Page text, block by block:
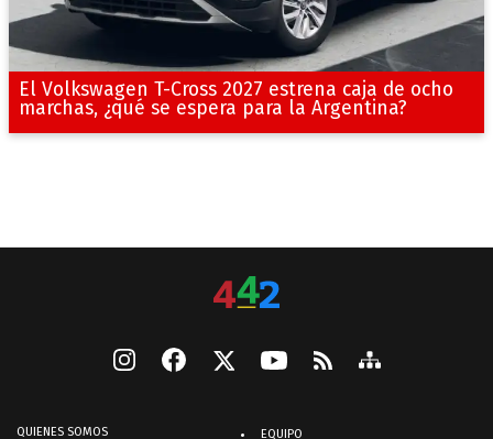
El Volkswagen T-Cross 2027 estrena caja de ocho
marchas, ¿qué se espera para la Argentina?
QUIENES SOMOS EQUIPO